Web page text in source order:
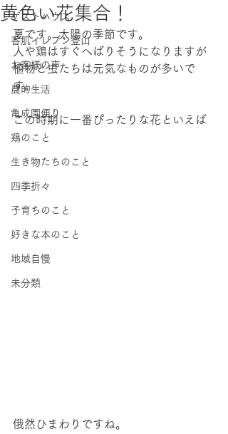
ゲストハウス
香肌イレブン登山
お客様の声
農的生活
亀成園便り
鶏のこと
生き物たちのこと
四季折々
子育ちのこと
好きな本のこと
地域自慢
未分類
黄色い花集合！
夏です。太陽の季節です。
人や鶏はすぐへばりそうになりますが
植物と虫たちは元気なものが多いで
す。
この時期に一番ぴったりな花といえば
俄然ひまわりですね。